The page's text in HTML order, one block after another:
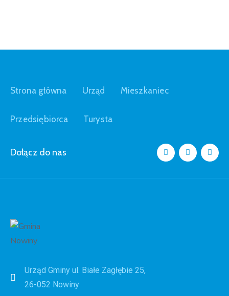
Strona główna Urząd Mieszkaniec
Przedsiębiorca Turysta
Dołącz do nas
Urząd Gminy ul. Białe Zagłębie 25,
26-052 Nowiny